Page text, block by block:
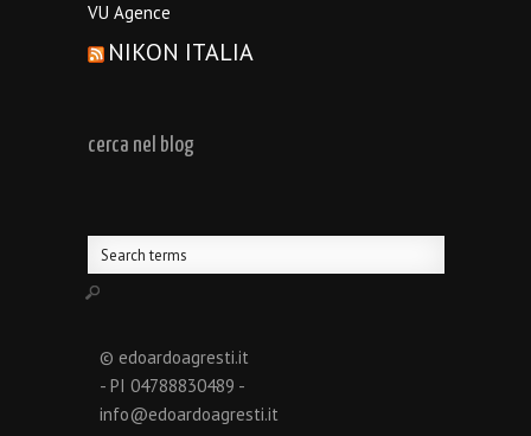
VU Agence
NIKON ITALIA
cerca nel blog
© edoardoagresti.it
- PI 04788830489 -
info@edoardoagresti.it